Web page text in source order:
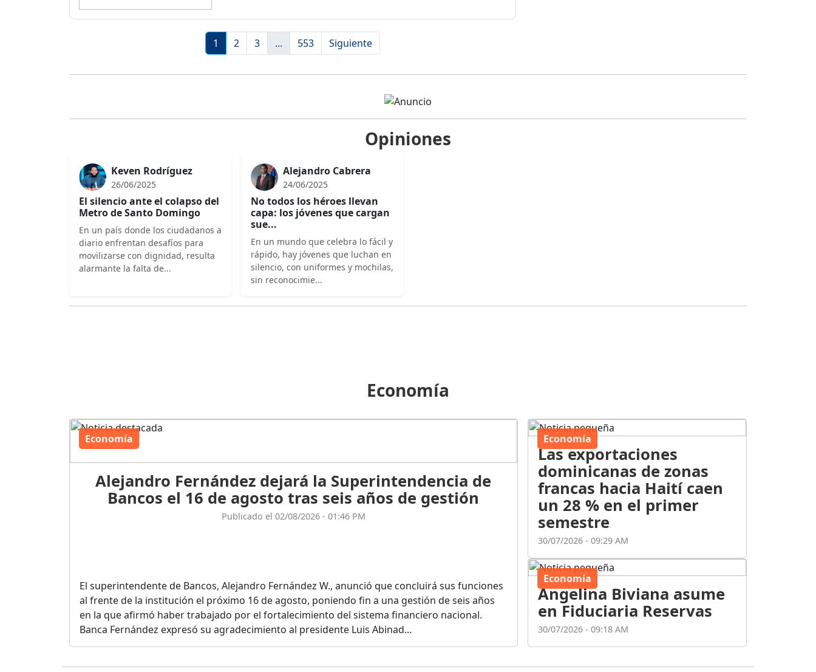
1 2 3 ... 553 Siguiente
Opiniones
Keven Rodríguez
26/06/2025
El silencio ante el colapso del
Metro de Santo Domingo
En un país donde los ciudadanos a
diario enfrentan desafíos para
movilizarse con dignidad, resulta
alarmante la falta de...
Alejandro Cabrera
24/06/2025
No todos los héroes llevan
capa: los jóvenes que cargan
sue...
En un mundo que celebra lo fácil y
rápido, hay jóvenes que luchan en
silencio, con uniformes y mochilas,
sin reconocimie...
Economía
Economía
Alejandro Fernández dejará la Superintendencia de
Bancos el 16 de agosto tras seis años de gestión
Publicado el 02/08/2026 - 01:46 PM
El superintendente de Bancos, Alejandro Fernández W., anunció que concluirá sus funciones
al frente de la institución el próximo 16 de agosto, poniendo fin a una gestión de seis años
en la que afirmó haber trabajado por el fortalecimiento del sistema financiero nacional.
Banca Fernández expresó su agradecimiento al presidente Luis Abinad...
Economía
Las exportaciones
dominicanas de zonas
francas hacia Haití caen
un 28 % en el primer
semestre
30/07/2026 - 09:29 AM
Economía
Angelina Biviana asume
en Fiduciaria Reservas
30/07/2026 - 09:18 AM